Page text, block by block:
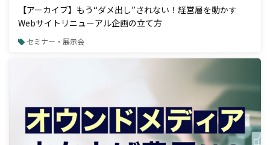
【アーカイブ】もう“ダメ出し”されない！経営層を動かす
Webサイトリニューアル企画の立て方
セミナー・展示会